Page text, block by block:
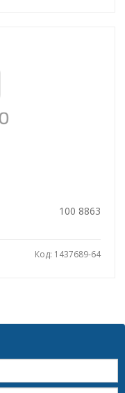
100 8863
Код: 1437689-64